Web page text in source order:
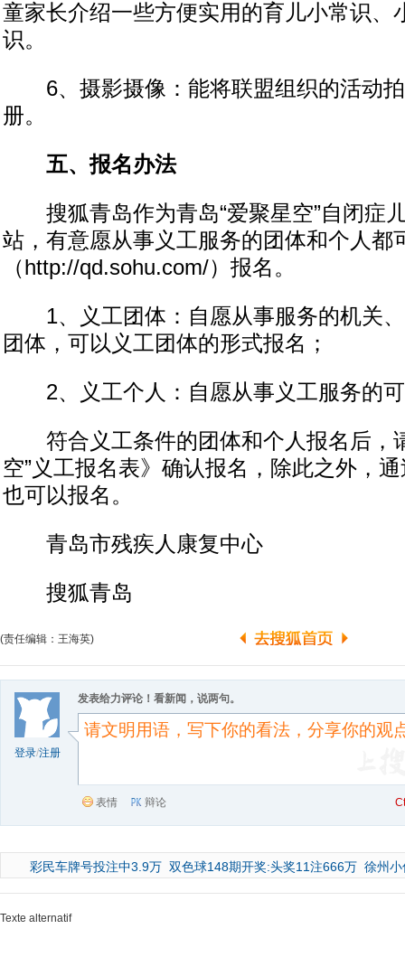
童家长介绍一些方便实用的育儿小常识、
识。
6、摄影摄像：能将联盟组织的活动拍
册。
五、报名办法
搜狐青岛作为青岛“爱聚星空”自闭症
站，有意愿从事义工服务的团体和个人都
（http://qd.sohu.com/）报名。
1、义工团体：自愿从事服务的机关、
团体，可以义工团体的形式报名；
2、义工个人：自愿从事义工服务的可
符合义工条件的团体和个人报名后，
空”义工报名表》确认报名，除此之外，
也可以报名。
青岛市残疾人康复中心
搜狐青岛
(责任编辑：王海英)
登录/注册
发表给力评论！看新闻，说两句。
表情 辩论
彩民车牌号投注中3.9万 双色球148期开奖:头奖11注666万 徐州
Texte alternatif